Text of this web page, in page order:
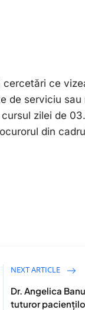
ce
de serviciu
zilei de
din
NEXT ARTICLE
Dr. Angelica
tuturor